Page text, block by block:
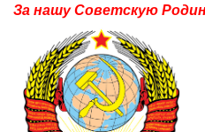
За нашу Советскую